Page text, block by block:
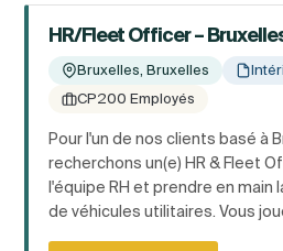
HR/Fleet Officer –
Bruxelles, Bruxelles
CP200 Employés
Pour l'un de nos clients basé à
recherchons un(e) HR & Fleet
l'équipe RH et prendre en
de véhicules utilitaires. Vous